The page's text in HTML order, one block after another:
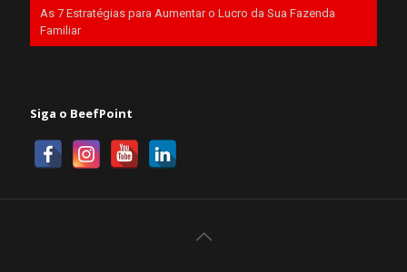
As 7 Estratégias para Aumentar o Lucro da Sua Fazenda
Familiar
Siga o BeefPoint